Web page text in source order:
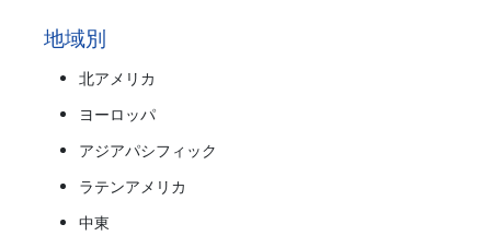
地域別
北アメリカ
ヨーロッパ
アジアパシフィック
ラテンアメリカ
中東